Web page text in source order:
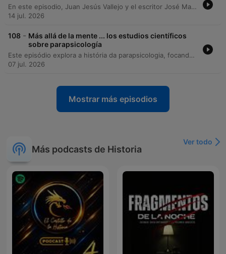
En este episodio, Juan Jesús Vallejo y el escritor José Manuel García Bautista exploran la historia de los avistamientos de OVNIs en Andalucía. El programa recorre casos históricos que incluyen reportes militares de 1938, fenómenos vinculados a momentos de crisis como la Guerra Civil Española y sucesos extraños relacionados con desastres naturales en la región. La conversación profundiza en encuentros con humanoides, agresiones documentadas judicialmente y anomalías físicas tras el contacto con objetos no identificados. El episodio concluye con una reflexión sobre la realidad del fenómeno y el misterio que rodea nuestra posición en el universo.
14 jul. 2026
108 - Más allá de la mente ... los estudios científicos
sobre parapsicología
Este episódio explora a história da parapsicologia, focando no trabalho pioneiro de J.B. Rhine e na aplicação de métodos estatísticos para investigar fenômenos anômalos. Através de uma conversa com Alex Escolar, discute-se a importância de evitar a polarização entre ciência e pseudociência, buscando uma análise baseada em evidências e pensamento crítico. A discussão avança para as investigações sobre precognição, aprendizagem implícita e a aplicação de princípios da física quântica, como o entrelazamento, na compreensão da cognição anômala. O episódio encerra com reflexões sobre a busca pela moderação, a importância de manter a mente aberta e a conexão entre ciência, mística e o autoconhecimento.
07 jul. 2026
Mostrar más episodios
Más podcasts de Historia
Ver todo